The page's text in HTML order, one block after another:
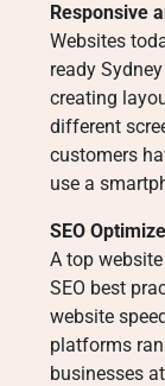
Responsive
Websites
ready
creating
different
customers
use a
SEO
A top
SEO best
website
platforms
businesses